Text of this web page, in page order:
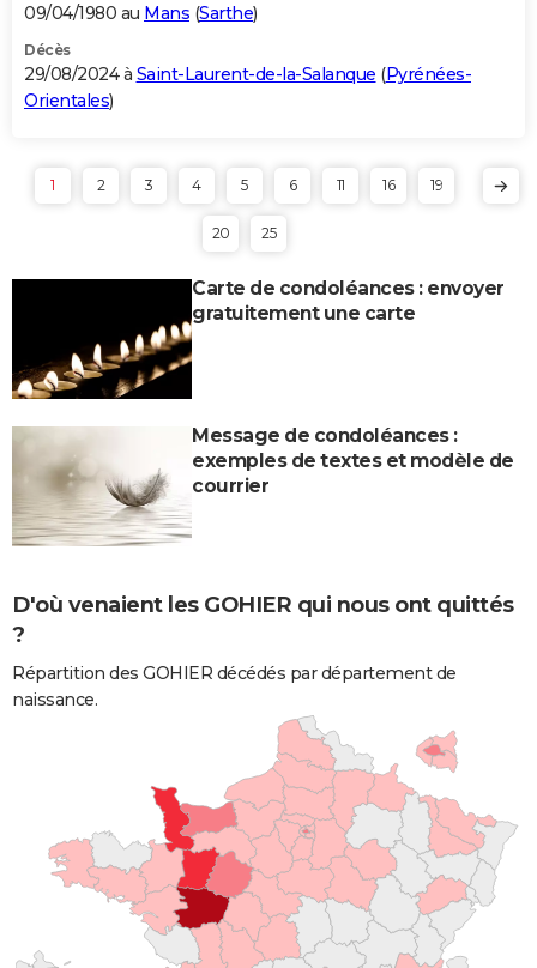
09/04/1980 au Mans (Sarthe)
Décès
29/08/2024 à Saint-Laurent-de-la-Salanque (Pyrénées-
Orientales)
1 2 3 4 5 6 11 16 19
20 25
Carte de condoléances : envoyer
gratuitement une carte
Message de condoléances :
exemples de textes et modèle de
courrier
D'où venaient les GOHIER qui nous ont quittés
?
Répartition des GOHIER décédés par département de
naissance.